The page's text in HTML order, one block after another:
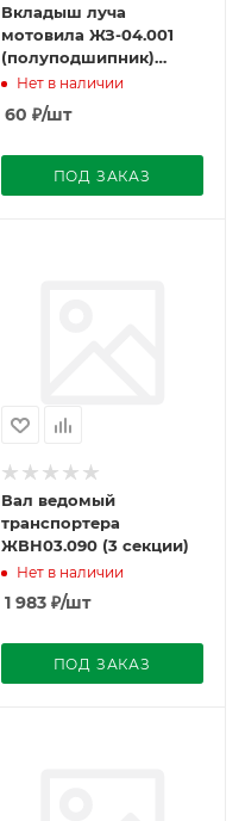
Вкладыш луча
мотовила ЖЗ-04.001
(полуподшипник)
ЖРБ-4,2
Нет в наличии
60 ₽/шт
ПОД ЗАКАЗ
Вал ведомый
транспортера
ЖВН03.090 (3 секции)
Нет в наличии
1 983₽/шт
ПОД ЗАКАЗ